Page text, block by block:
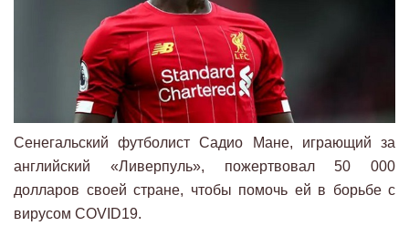
Сенегальский футболист Садио Мане, играющий за
английский «Ливерпуль», пожертвовал 50 000
долларов своей стране, чтобы помочь ей в борьбе с
вирусом COVID19.